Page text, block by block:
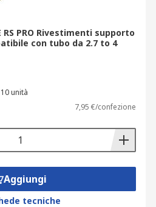
PRO Rivestimenti supporto
con tubo da 2.7 to 4
unità
7,95 €/confezione
Aggiungi
tecniche